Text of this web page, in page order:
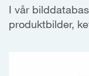
I vår
produktbilder,